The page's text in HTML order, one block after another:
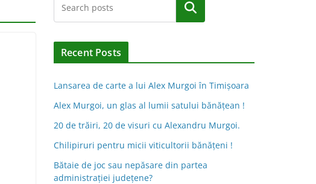
Caută
Recent Posts
Lansarea de carte a lui Alex Murgoi în Timișoara
Alex Murgoi, un glas al lumii satului bănățean !
20 de trăiri, 20 de visuri cu Alexandru Murgoi.
Chilipiruri pentru micii viticultorii bănăţeni !
Bătaie de joc sau nepăsare din partea
administraţiei judeţene?